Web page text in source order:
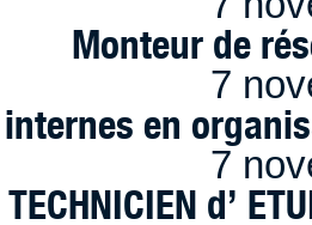
Monteur de
7
en
7
TECHNICIEN d’